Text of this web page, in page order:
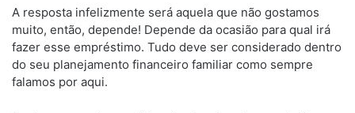
A resposta infelizmente será aquela que não gostamos
muito, então, depende! Depende da ocasião para qual irá
fazer esse empréstimo. Tudo deve ser considerado dentro
do seu planejamento financeiro familiar como sempre
falamos por aqui.